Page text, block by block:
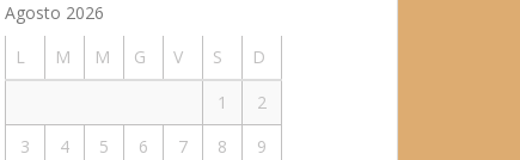
Agosto 2026
L
M M G V S
D
1
2
3
4 5 6 7 8
9